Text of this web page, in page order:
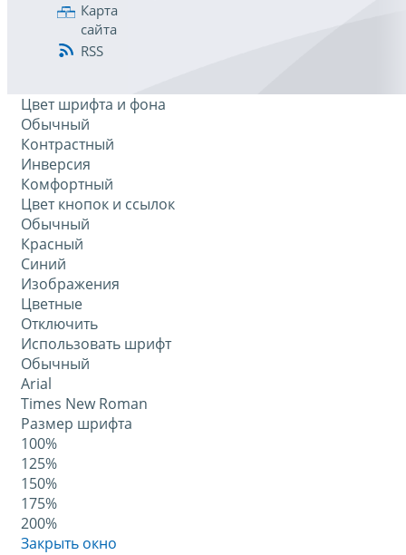
Карта
сайта
RSS
Цвет шрифта и фона
Обычный
Контрастный
Инверсия
Комфортный
Цвет кнопок и ссылок
Обычный
Красный
Синий
Изображения
Цветные
Отключить
Использовать шрифт
Обычный
Arial
Times New Roman
Размер шрифта
100%
125%
150%
175%
200%
Закрыть окно